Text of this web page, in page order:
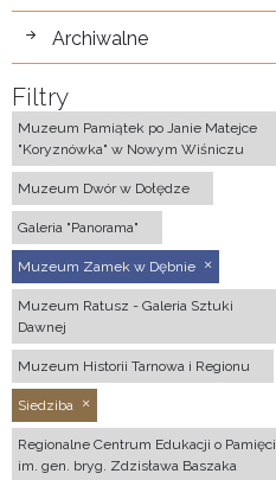
Archiwalne
Filtry
Muzeum Pamiątek po Janie Matejce
"Koryznówka" w Nowym Wiśniczu
Muzeum Dwór w Dołędze
Galeria "Panorama"
Muzeum Zamek w Dębnie
Muzeum Ratusz - Galeria Sztuki
Dawnej
Muzeum Historii Tarnowa i Regionu
Siedziba
Regionalne Centrum Edukacji o Pamięci
im. gen. bryg. Zdzisława Baszaka